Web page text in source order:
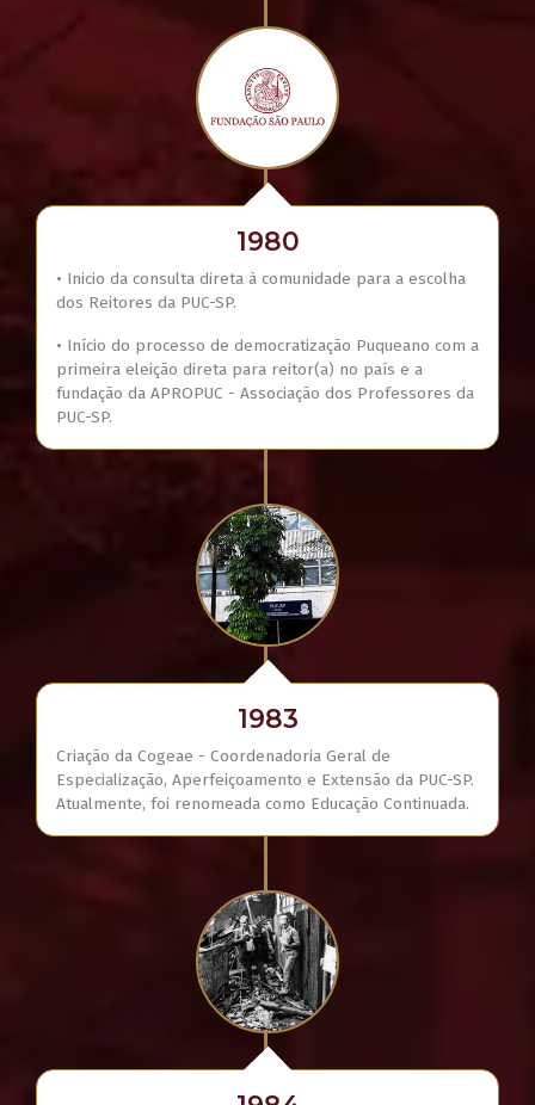
1980
• Inicio da consulta direta à comunidade para a escolha
dos Reitores da PUC-SP.
• Início do processo de democratização Puqueano com a
primeira eleição direta para reitor(a) no país e a
fundação da APROPUC - Associação dos Professores da
PUC-SP.
1983
Criação da Cogeae - Coordenadoria Geral de
Especialização, Aperfeiçoamento e Extensão da PUC-SP.
Atualmente, foi renomeada como Educação Continuada.